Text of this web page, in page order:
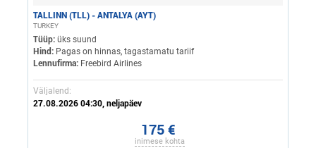
TALLINN (TLL) - ANTALYA (AYT)
TURKEY
Tüüp: üks suund
Hind: Pagas on hinnas, tagastamatu tariif
Lennufirma: Freebird Airlines
Väljalend:
27.08.2026 04:30, neljapäev
175 €
inimese kohta